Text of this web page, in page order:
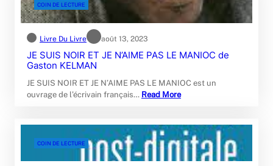
COIN DE LECTURE
Livre Du Livre août 13, 2023
JE SUIS NOIR ET JE N’AIME PAS LE MANIOC de
Gaston KELMAN
JE SUIS NOIR ET JE N’AIME PAS LE MANIOC est un
ouvrage de l’écrivain français… Read More
COIN DE LECTURE